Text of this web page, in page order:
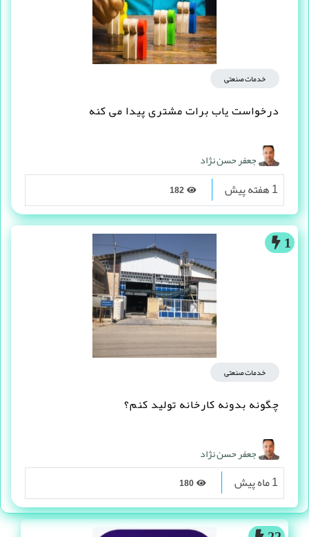
خدمات صنعتی
درخواست یاب برات مشتری پیدا می کنه
جعفر حسن نژاد
1 هفته پیش
1
خدمات صنعتی
چگونه بدونه کارخانه تولید کنم؟
جعفر حسن نژاد
1 ماه پیش